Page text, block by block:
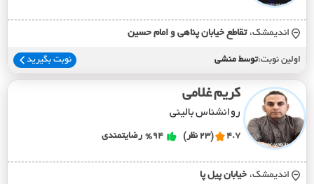
اندیمشک، تقاطع خيابان پناهي و امام حسين
اولین نوبت:توسط منشی نوبت بگیرید
کریم غلامی
روانشناس بالینی
4.7 (23 نظر) %94 رضایتمندی
اندیمشک، خيابان پيل پا